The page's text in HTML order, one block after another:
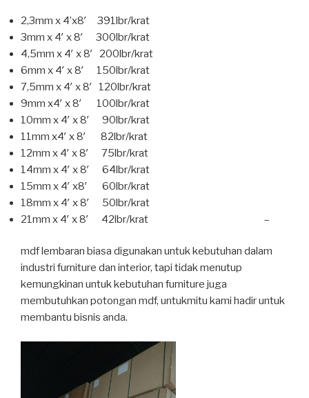
2,3mm x 4’x8′ 391lbr/krat
3mm x 4′ x 8′ 300lbr/krat
4,5mm x 4′ x 8′ 200lbr/krat
6mm x 4′ x 8′ 150lbr/krat
7,5mm x 4′ x 8′ 120lbr/krat
9mm x4′ x 8′ 100lbr/krat
10mm x 4′ x 8′ 90lbr/krat
11mm x4′ x 8′ 82lbr/krat
12mm x 4′ x 8′ 75lbr/krat
14mm x 4′ x 8′ 64lbr/krat
15mm x 4′ x8′ 60lbr/krat
18mm x 4′ x 8′ 50lbr/krat
21mm x 4′ x 8′ 42lbr/krat –
mdf lembaran biasa digunakan untuk kebutuhan dalam
industri furniture dan interior, tapi tidak menutup
kemungkinan untuk kebutuhan furniture juga
membutuhkan potongan mdf, untukmitu kami hadir untuk
membantu bisnis anda.